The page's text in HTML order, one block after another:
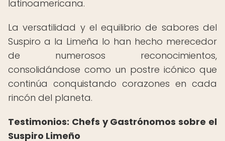
latinoamericana.
La versatilidad y el equilibrio de sabores del
Suspiro a la Limeña lo han hecho merecedor
de numerosos reconocimientos,
consolidándose como un postre icónico que
continúa conquistando corazones en cada
rincón del planeta.
Testimonios: Chefs y Gastrónomos sobre el
Suspiro Limeño